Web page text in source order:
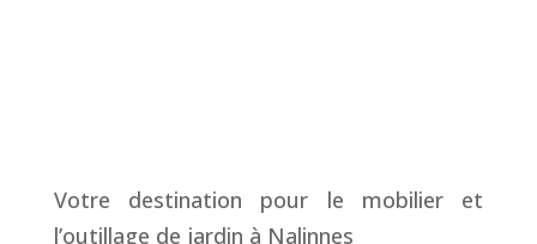
Votre destination pour le mobilier et
l’outillage de jardin à Nalinnes